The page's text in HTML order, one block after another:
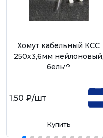
Хомут кабельный КСС
250х3,6мм нейлоновый,
белый
1,50 ₽/шт
Купить